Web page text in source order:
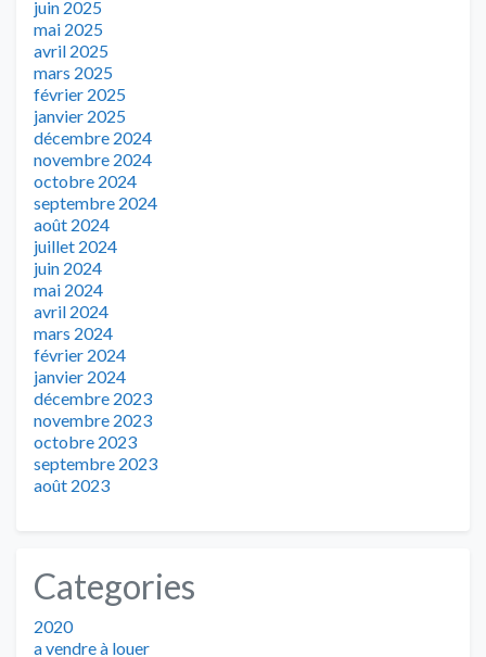
juin 2025
mai 2025
avril 2025
mars 2025
février 2025
janvier 2025
décembre 2024
novembre 2024
octobre 2024
septembre 2024
août 2024
juillet 2024
juin 2024
mai 2024
avril 2024
mars 2024
février 2024
janvier 2024
décembre 2023
novembre 2023
octobre 2023
septembre 2023
août 2023
Categories
2020
a vendre à louer